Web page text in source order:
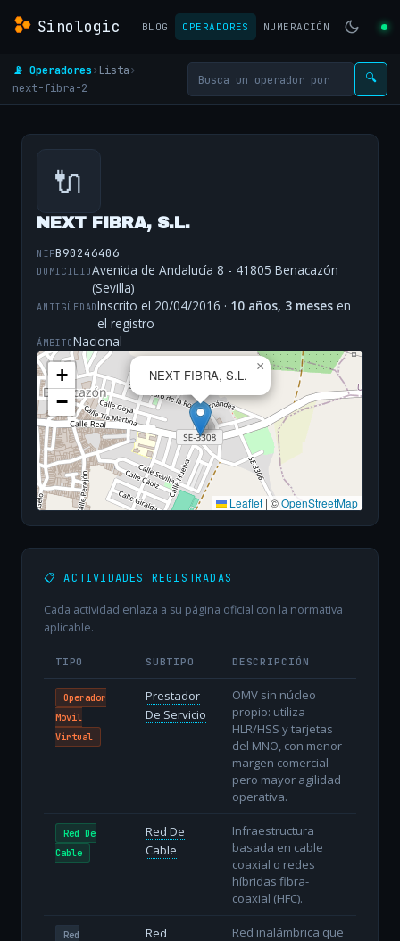
Sinologic BLOG OPERADORES NUMERACIÓN
📡 Operadores› Lista›
next-fibra-2
🔍
🔌
NEXT FIBRA, S.L.
NIFB90246406
DOMICILIOAvenida de Andalucía 8 - 41805 Benacazón
(Sevilla)
ANTIGÜEDADInscrito el 20/04/2016 · 10 años, 3 meses en
el registro
ÁMBITONacional
NEXT FIBRA, S.L.
×
+
−
Leaflet | ©OpenStreetMap
📋 ACTIVIDADES REGISTRADAS
Cada actividad enlaza a su página oficial con la normativa
aplicable.
TIPO SUBTIPO DESCRIPCIÓN
Operador
Móvil
Virtual
Prestador
De Servicio
OMV sin núcleo
propio: utiliza
HLR/HSS y tarjetas
del MNO, con menor
margen comercial
pero mayor agilidad
operativa.
Red De
Cable
Red De
Cable
Infraestructura
basada en cable
coaxial o redes
híbridas fibra-
coaxial (HFC).
Red
Red
Red inalámbrica que